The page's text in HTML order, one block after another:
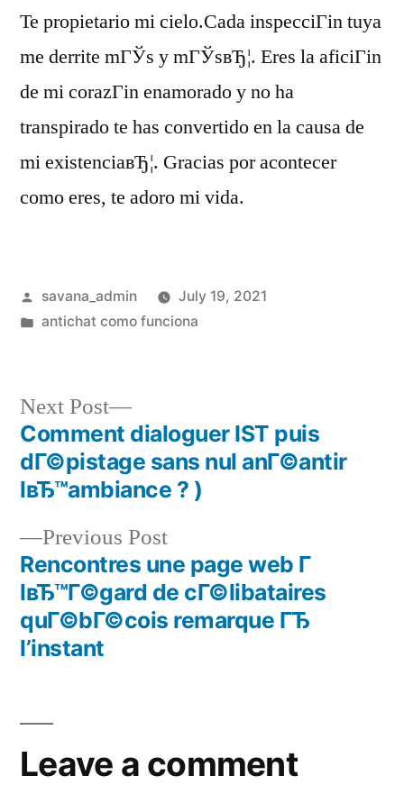
Te propietario mi cielo.Cada inspecciГіn tuya
me derrite mГЎs y mГЎsвЂ¦. Eres la aficiГіn
de mi corazГіn enamorado y no ha
transpirado te has convertido en la causa de
mi existenciaвЂ¦. Gracias por acontecer
como eres, te adoro mi vida.
savana_admin
July 19, 2021
antichat como funciona
Previous Post
Rencontres une page web Г
lвЂ™Г©gard de cГ©libataires
quГ©bГ©cois remarque ГЂ
l’instant
Next Post
Comment dialoguer IST puis
dГ©pistage sans nul anГ©antir
lвЂ™ambiance ? )
Leave a comment